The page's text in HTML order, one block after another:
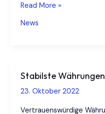
Erdgas­
–
Deutschland
und
Preisexplosion
Read More »
News
Stabilste
23. Oktober 2022
Vertrauenswürdige